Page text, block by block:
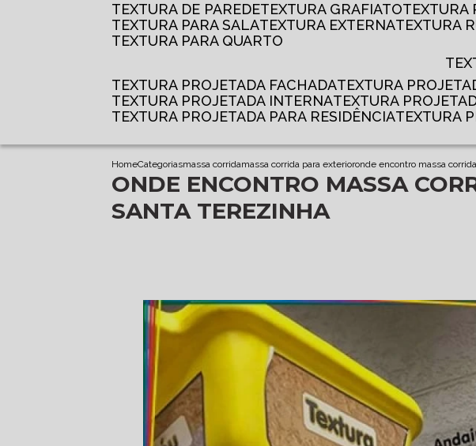
TEXTURA DE PAREDE
TEXTURA GRAFIATO
TEXTURA PARA SALA
TEXTURA EXTERNA TEXTURA
TEXTURA PARA QUARTO
TEXTURA PROJETADA FACHADA
TEXTURA
TEXTURA PROJETADA INTERNA
TEXTURA
TEXTURA PROJETADA PARA RESIDÊNCIA
TEXTURA
HomeCategoriasmassa corridamassa corrida para exterioronde encontro massa
ONDE ENCONTRO MASSA
SANTA TEREZINHA